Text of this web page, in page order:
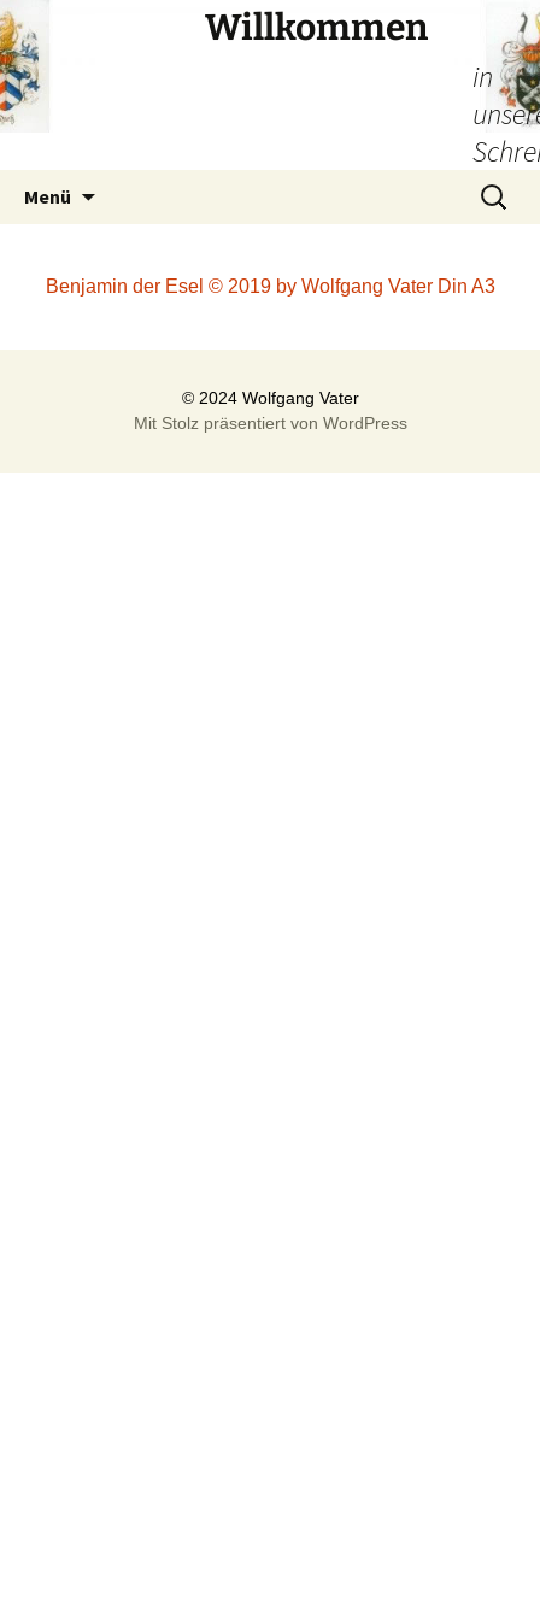
Willkommen
in
Menü
Suchen
nach:
Benjamin der Esel © 2019 by Wolfgang Vater Din A3
Mit Stolz präsentiert von WordPress